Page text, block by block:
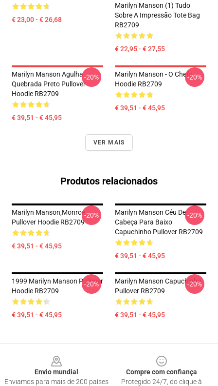
€ 23,00 - € 26,68
Marilyn Manson (1) Tudo
Sobre A Impressão Tote Bag
RB2709
€ 22,95 - € 27,55
Marilyn Manson Agulha
Quebrada Preto Pullover
Hoodie RB2709
€ 39,51 - € 45,95
-20%
Marilyn Manson - O Chefe
Hoodie RB2709
€ 39,51 - € 45,95
-20%
VER MAIS
Produtos relacionados
Marilyn Manson,Monroe
Pullover Hoodie RB2709
€ 39,51 - € 45,95
-20%
Marilyn Manson Céu De
Cabeça Para Baixo
Capuchinho Pullover RB2709
€ 39,51 - € 45,95
-20%
1999 Marilyn Manson Pullover
Hoodie RB2709
€ 39,51 - € 45,95
-20%
Marilyn Manson Capuchinho
Pullover RB2709
€ 39,51 - € 45,95
-20%
Envio mundial
Enviamos para mais de 200 países
Compre com confiança
Protegido 24/7, do clique à